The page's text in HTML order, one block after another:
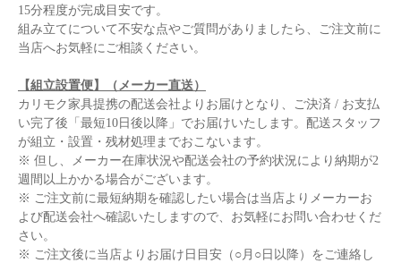
15分程度が完成目安です。
組み立てについて不安な点やご質問がありましたら、ご注文前に
当店へお気軽にご相談ください。
【組立設置便】（メーカー直送）
カリモク家具提携の配送会社よりお届けとなり、ご決済 / お支払
い完了後「最短10日後以降」でお届けいたします。配送スタッフ
が組立・設置・残材処理までおこないます。
※ 但し、メーカー在庫状況や配送会社の予約状況により納期が2
週間以上かかる場合がございます。
※ ご注文前に最短納期を確認したい場合は当店よりメーカーお
よび配送会社へ確認いたしますので、お気軽にお問い合わせくだ
さい。
※ ご注文後に当店よりお届け日目安（○月○日以降）をご連絡し